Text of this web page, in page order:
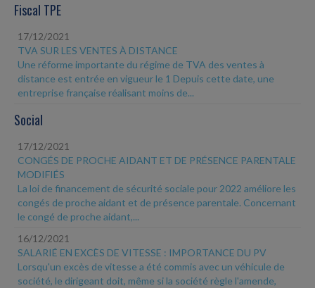
Fiscal TPE
17/12/2021
TVA SUR LES VENTES À DISTANCE
Une réforme importante du régime de TVA des ventes à
distance est entrée en vigueur le 1 Depuis cette date, une
entreprise française réalisant moins de...
Social
17/12/2021
CONGÉS DE PROCHE AIDANT ET DE PRÉSENCE PARENTALE
MODIFIÉS
La loi de financement de sécurité sociale pour 2022 améliore les
congés de proche aidant et de présence parentale. Concernant
le congé de proche aidant,...
16/12/2021
SALARIÉ EN EXCÈS DE VITESSE : IMPORTANCE DU PV
Lorsqu'un excès de vitesse a été commis avec un véhicule de
société, le dirigeant doit, même si la société règle l'amende,